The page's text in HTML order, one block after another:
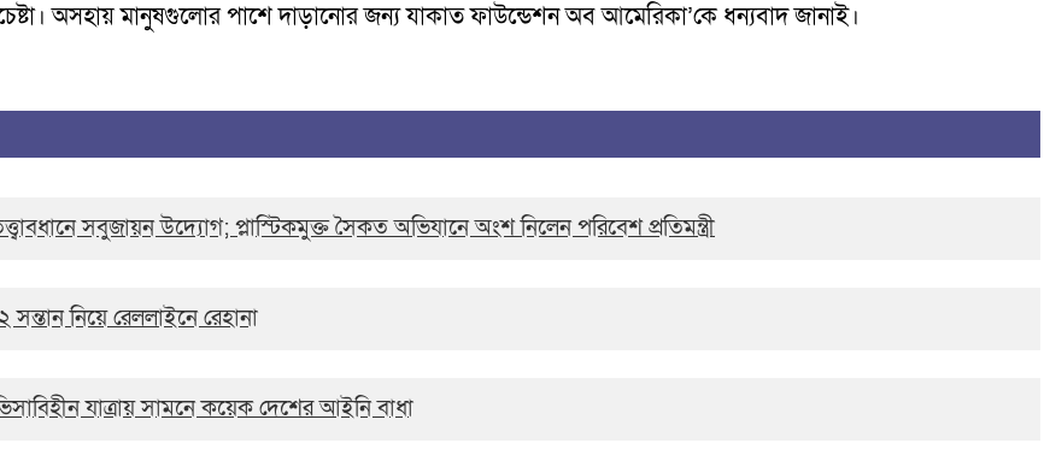
অসহায় মানুষগুলোর পাশে দাড়ানোর জন্য যাকাত ফাউন্ডেশন অব আমেরিকা’কে ধন্যবাদ জানাই।
সবুজায়ন উদ্যোগ; প্লাস্টিকমুক্ত সৈকত অভিযানে অংশ নিলেন পরিবেশ প্রতিমন্ত্রী
নিয়ে রেললাইনে রেহানা
যাত্রায় সামনে কয়েক দেশের আইনি বাধা